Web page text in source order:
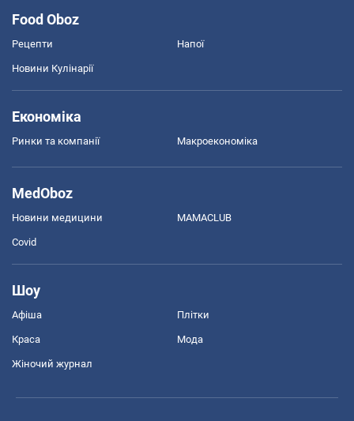
Food Oboz
Рецепти Напої
Новини Кулінарії
Економіка
Ринки та компанії Макроекономіка
MedOboz
Новини медицини MAMACLUB
Covid
Шоу
Афіша Плітки
Краса Мода
Жіночий журнал